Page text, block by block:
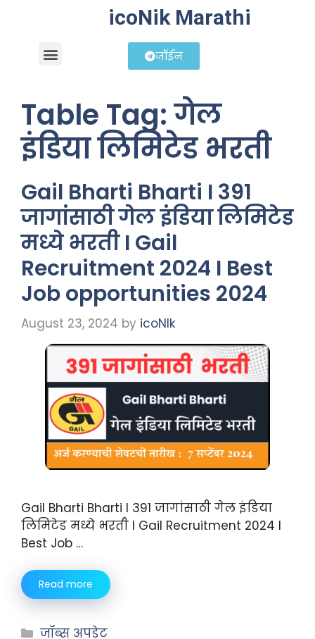
icoNik Marathi
जॉईन
Table Tag:गेल
इंडिया लिमिटेड भरती
Gail Bharti Bharti I 391
जागांसाठी गेल इंडिया लिमिटेड
मध्ये भरती I Gail
Recruitment 2024 I Best
Job opportunities 2024
August 23, 2024 by icoNIk
Gail Bharti Bharti I 391 जागांसाठी गेल इंडिया
लिमिटेड मध्ये भरती I Gail Recruitment 2024 I
Best Job …
Read more
जॉब्स अपडेट